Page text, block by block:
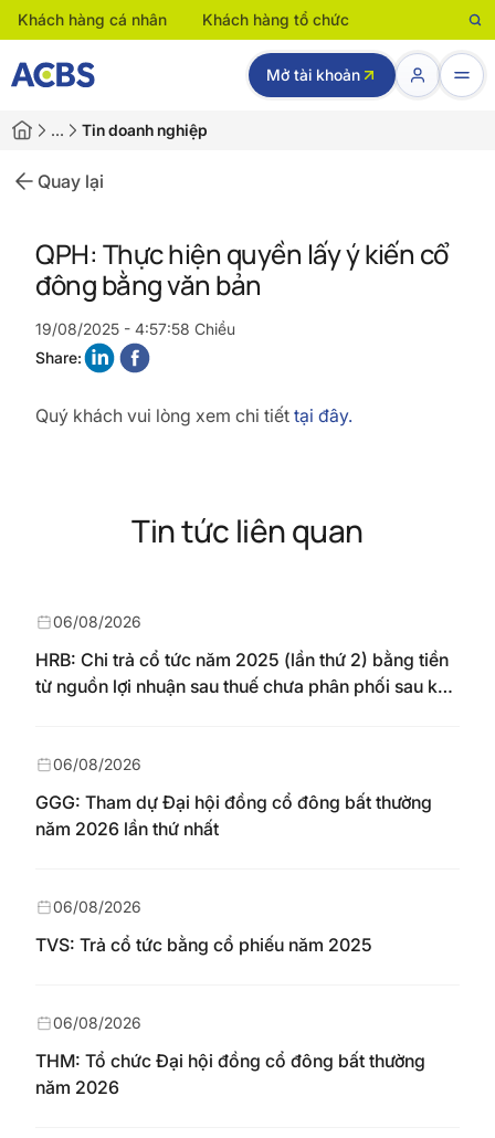
Khách hàng cá nhân Khách hàng tổ chức
Mở tài khoản
… Tin doanh nghiệp
Quay lại
QPH: Thực hiện quyền lấy ý kiến cổ
đông bằng văn bản
19/08/2025 - 4:57:58 Chiều
Share:
Quý khách vui lòng xem chi tiết tại đây.
Tin tức liên quan
HRB: Chi trả cổ tức năm 2025 (lần thứ 2) bằng tiền
từ nguồn lợi nhuận sau thuế chưa phân phối sau khi
ngày 04/08/2026
06/08/2026
GGG: Tham dự Đại hội đồng cổ đông bất thường
năm 2026 lần thứ nhất
06/08/2026
TVS: Trả cổ tức bằng cổ phiếu năm 2025
06/08/2026
THM: Tổ chức Đại hội đồng cổ đông bất thường
năm 2026
06/08/2026